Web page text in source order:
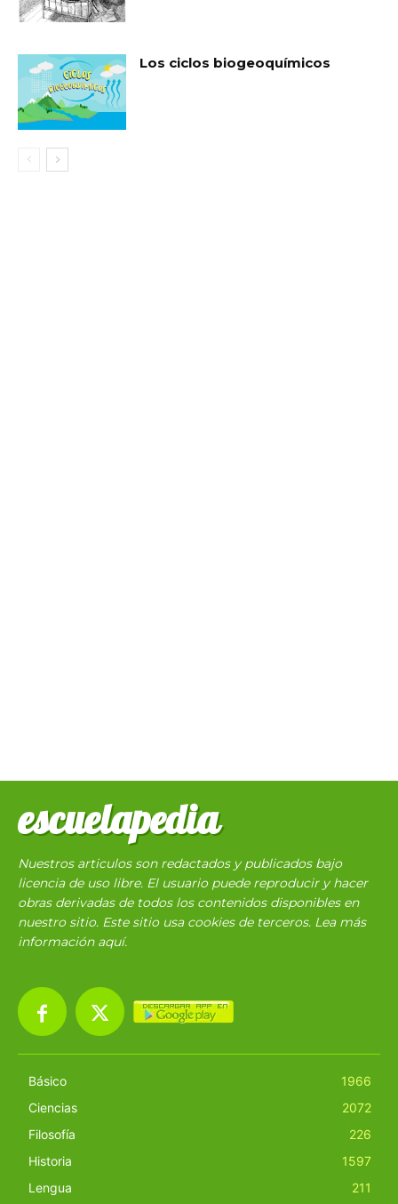
Los ciclos biogeoquímicos
escuelapedia
Nuestros articulos son redactados y publicados bajo
licencia de uso libre. El usuario puede reproducir y hacer
obras derivadas de todos los contenidos disponibles en
nuestro sitio. Este sitio usa cookies de terceros. Lea más
información aquí.
Básico
1966
Ciencias
2072
Filosofía
226
Historia
1597
Lengua
211